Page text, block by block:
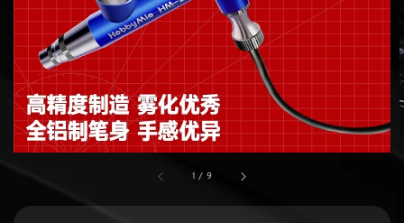
1 / 9